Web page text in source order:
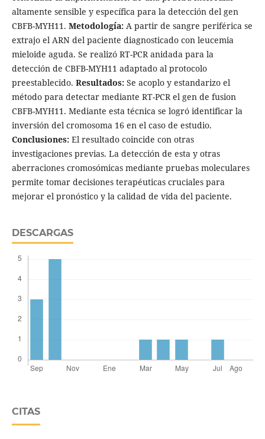
altamente sensible y específica para la detección del gen
CBFB-MYH11. Metodología:A partir de sangre periférica se
extrajo el ARN del paciente diagnosticado con leucemia
mieloide aguda. Se realizó RT-PCR anidada para la
detección de CBFB-MYH11 adaptado al protocolo
preestablecido. Resultados:Se acoplo y estandarizo el
método para detectar mediante RT-PCR el gen de fusion
CBFB-MYH11. Mediante esta técnica se logró identificar la
inversión del cromosoma 16 en el caso de estudio.
Conclusiones:El resultado coincide con otras
investigaciones previas. La detección de esta y otras
aberraciones cromosómicas mediante pruebas moleculares
permite tomar decisiones terapéuticas cruciales para
mejorar el pronóstico y la calidad de vida del paciente.
DESCARGAS
CITAS